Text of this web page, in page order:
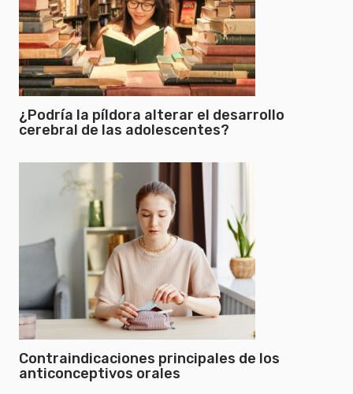
¿Podría la píldora alterar el desarrollo
cerebral de las adolescentes?
Contraindicaciones principales de los
anticonceptivos orales